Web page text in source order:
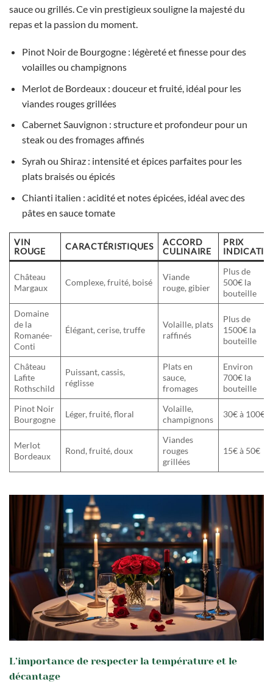
sauce ou grillés. Ce vin prestigieux souligne la majesté du
repas et la passion du moment.
Pinot Noir de Bourgogne : légèreté et finesse pour des
volailles ou champignons
Merlot de Bordeaux : douceur et fruité, idéal pour les
viandes rouges grillées
Cabernet Sauvignon : structure et profondeur pour un
steak ou des fromages affinés
Syrah ou Shiraz : intensité et épices parfaites pour les
plats braisés ou épicés
Chianti italien : acidité et notes épicées, idéal avec des
pâtes en sauce tomate
VIN
ROUGE
CARACTÉRISTIQUES
ACCORD
CULINAIRE
PRIX
INDICATIF
Château
Margaux
Complexe, fruité, boisé
Viande
rouge, gibier
Plus de
500€ la
bouteille
Domaine
de la
Romanée-
Conti
Élégant, cerise, truffe
Volaille, plats
raffinés
Plus de
1500€ la
bouteille
Château
Lafite
Rothschild
Puissant, cassis,
réglisse
Plats en
sauce,
fromages
Environ
700€ la
bouteille
Pinot Noir
Bourgogne
Léger, fruité, floral
Volaille,
champignons
30€ à 100€
Merlot
Bordeaux
Rond, fruité, doux
Viandes
rouges
grillées
15€ à 50€
L’importance de respecter la température et le
décantage